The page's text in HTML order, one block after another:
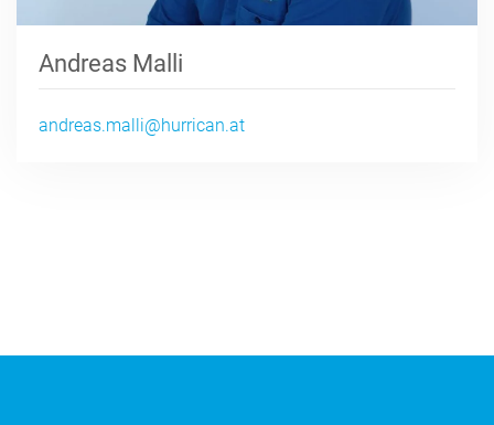
Andreas Malli
andreas.malli@hurrican.at